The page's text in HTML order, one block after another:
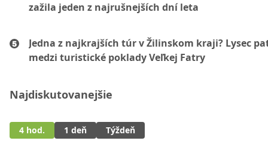
zažila jeden z najrušnejších dní leta
Jedna z najkrajších túr v Žilinskom kraji? Lysec
medzi turistické poklady Veľkej Fatry
Najdiskutovanejšie
4 hod. 1 deň Týždeň